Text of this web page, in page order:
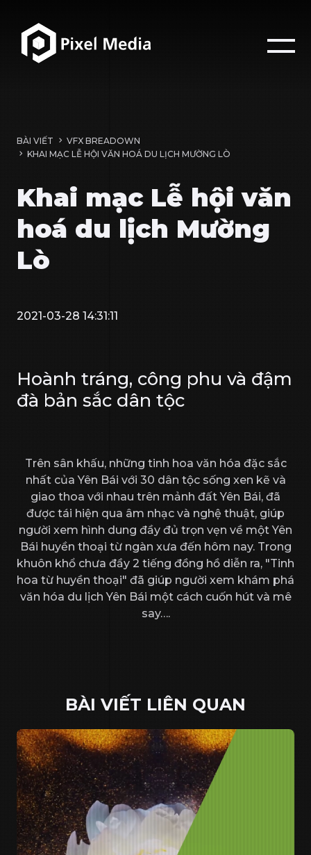
BÀI VIẾT
VFX BREADOWN
KHAI MẠC LỄ HỘI VĂN HOÁ DU LỊCH MƯỜNG LÒ
Khai mạc Lễ hội văn
hoá du lịch Mường
Lò
2021-03-28 14:31:11
Hoành tráng, công phu và đậm
đà bản sắc dân tộc
Trên sân khấu, những tinh hoa văn hóa đặc sắc
nhất của Yên Bái với 30 dân tộc sống xen kẽ và
giao thoa với nhau trên mảnh đất Yên Bái, đã
được tái hiện qua âm nhạc và nghệ thuật, giúp
người xem hình dung đầy đủ trọn vẹn về một Yên
Bái huyền thoại từ ngàn xưa đến hôm nay. Trong
khuôn khổ chưa đầy 2 tiếng đồng hồ diễn ra, "Tinh
hoa từ huyền thoại" đã giúp người xem khám phá
văn hóa du lịch Yên Bái một cách cuốn hút và mê
say….
BÀI VIẾT LIÊN QUAN